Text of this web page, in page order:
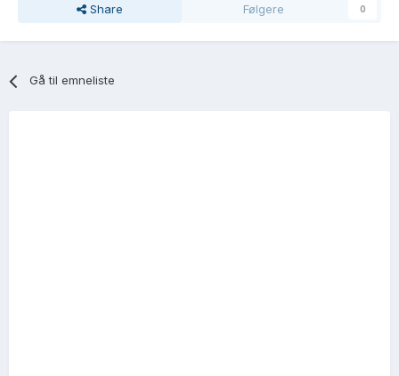
Share Følgere 0
Gå til emneliste